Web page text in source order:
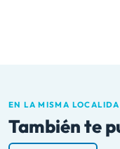
EN LA MISMA
También te